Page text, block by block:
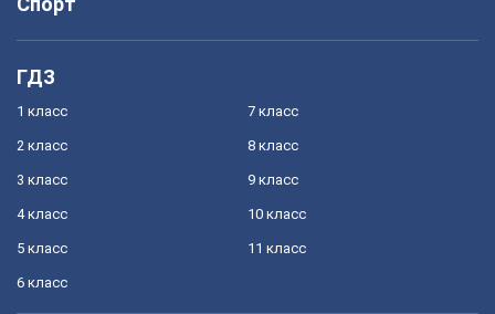
ГДЗ
1 класс
2 класс
3 класс
4 класс
5 класс
6 класс
7 класс
8 класс
9 класс
10 класс
11 класс